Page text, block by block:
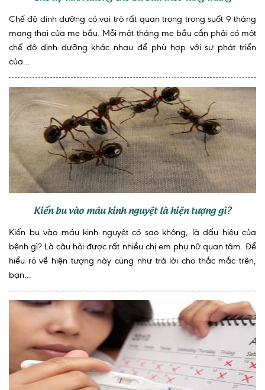
Chế độ dinh dưỡng có vai trò rất quan trọng trong suốt 9 tháng
mang thai của mẹ bầu. Mỗi một tháng mẹ bầu cần phải có một
chế độ dinh dưỡng khác nhau để phù hợp với sự phát triển
của...
Kiến bu vào máu kinh nguyệt là hiện tượng gì?
Kiến bu vào máu kinh nguyệt có sao không, là dấu hiệu của
bệnh gì? Là câu hỏi được rất nhiều chị em phụ nữ quan tâm. Để
hiểu rõ về hiện tượng này cũng như trả lời cho thắc mắc trên,
bạn...